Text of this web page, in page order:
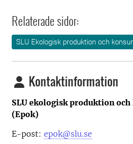
Relaterade sidor:
SLU Ekologisk produktion och
Kontaktinformation
SLU ekologisk produktion
(Epok)
E-post: epok@slu.se